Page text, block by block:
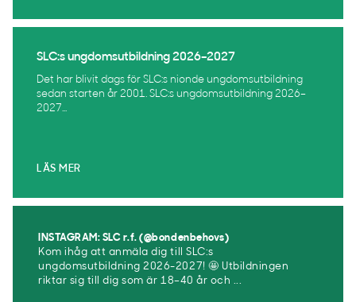
SLC:s ungdomsutbildning 2026–2027
Det har blivit dags för SLC:s nionde ungdomsutbildning
sedan starten år 2001. SLC:s ungdomsutbildning 2026–
2027...
LÄS MER
INSTAGRAM: SLC r.f. (@bondenbehovs)
Kom ihåg att anmäla dig till SLC:s
ungdomsutbildning 2026-2027! 🤩 Utbildningen
riktar sig till dig som är 18–40 år och ...